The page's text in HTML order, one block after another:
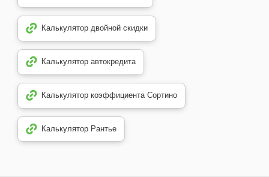
Калькулятор двойной скидки
Калькулятор автокредита
Калькулятор коэффициента Сортино
Калькулятор Рантье